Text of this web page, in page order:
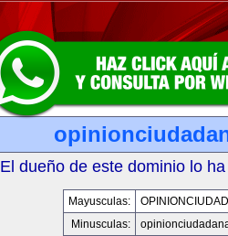
El dueño de este dominio lo
Mayusculas:
Minusculas: